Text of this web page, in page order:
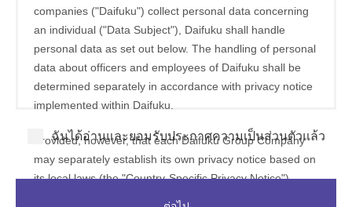
companies ("Daifuku") collect personal data concerning
an individual ("Data Subject"), Daifuku shall handle
personal data as set out below. The handling of personal
data about officers and employees of Daifuku shall be
determined separately in accordance with privacy notice
implemented within Daifuku.
Provided, however, that each Daifuku Group Company
may separately establish its own privacy notice based on
its local laws (the "Country-Specific Privacy Notice").
Where such a Country-Specific Privacy Notice exists, it
ฉันได้อ่านและยอมรับประกาศความเป็นส่วนตัวแล้ว